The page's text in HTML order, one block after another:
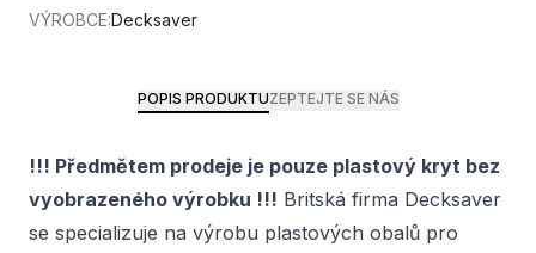
VÝROBCE:Decksaver
POPIS PRODUKTUZEPTEJTE SE NÁS
!!! Předmětem prodeje je pouze plastový kryt bez
vyobrazeného výrobku !!! Britská firma Decksaver
se specializuje na výrobu plastových obalů pro